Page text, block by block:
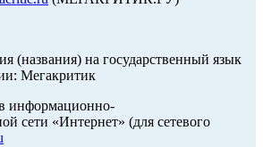
(названия) на государственный язык
Мегакритик
информационно-
сети «Интернет» (для сетевого